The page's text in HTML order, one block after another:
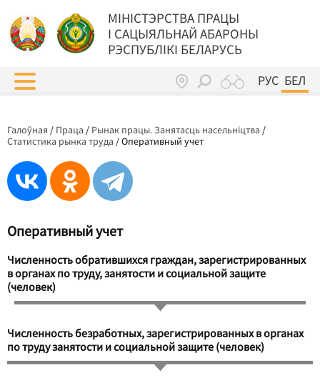
МIНIСТЭРСТВА ПРАЦЫ
I САЦЫЯЛЬНАЙ АБАРОНЫ
РЭСПУБЛІКІ БЕЛАРУСЬ
РУС БЕЛ
Галоўная / Праца / Рынак працы. Занятасць насельніцтва /
Статистика рынка труда /Оперативный учет
Оперативный учет
Численность обратившихся граждан, зарегистрированных
в органах по труду, занятости и социальной защите
(человек)
Численность безработных, зарегистрированных в органах
по труду занятости и социальной защите (человек)